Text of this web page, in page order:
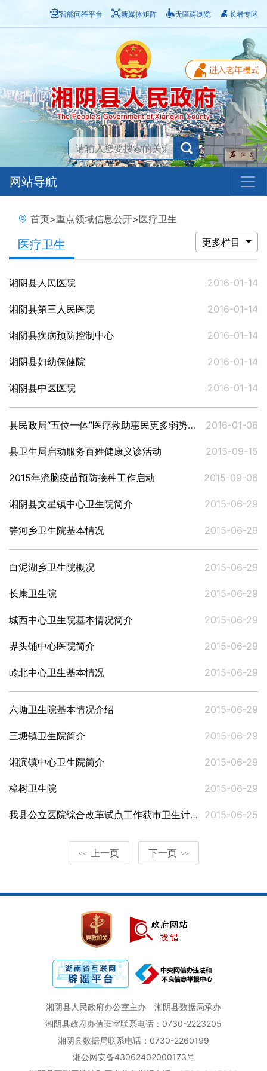
智能问答平台 新媒体矩阵 无障碍浏览 长者专区
网站导航
首页>重点领域信息公开>医疗卫生
医疗卫生 更多栏目
湘阴县人民医院 2016-01-14
湘阴县第三人民医院 2016-01-14
湘阴县疾病预防控制中心 2016-01-14
湘阴县妇幼保健院 2016-01-14
湘阴县中医医院 2016-01-14
县民政局“五位一体”医疗救助惠民更多弱势群体 2016-01-06
县卫生局启动服务百姓健康义诊活动 2015-09-15
2015年流脑疫苗预防接种工作启动 2015-09-06
湘阴县文星镇中心卫生院简介 2015-06-29
静河乡卫生院基本情况 2015-06-29
白泥湖乡卫生院概况 2015-06-29
长康卫生院 2015-06-29
城西中心卫生院基本情况简介 2015-06-29
界头铺中心医院简介 2015-06-29
岭北中心卫生基本情况 2015-06-29
六塘卫生院基本情况介绍 2015-06-29
三塘镇卫生院简介 2015-06-29
湘滨镇中心卫生院简介 2015-06-29
樟树卫生院 2015-06-29
我县公立医院综合改革试点工作获市卫生计生委肯定 2015-06-25
<< 上一页 下一页 >>
湘阴县人民政府办公室主办
湘阴县数据局承办
湘阴县政府办值班室联系电话：0730-2223205
湘阴县数据局联系电话：0730-2260199
湘公网安备43062402000173号